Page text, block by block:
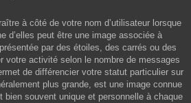
à côté de votre nom d’utilisateur lorsque
d’elles peut être une image associée à
par des étoiles, des carrés ou des
votre activité selon le nombre de messages
de différencier votre statut particulier sur
plus grande, est une image connue
bien souvent unique et personnelle à chaque